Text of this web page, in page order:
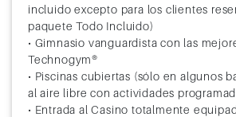
incluido excepto para los clientes
paquete Todo Incluido)
• Gimnasio vanguardista con las
Technogym®
• Piscinas cubiertas (sólo en algunos
al aire libre con actividades
• Entrada al Casino totalmente